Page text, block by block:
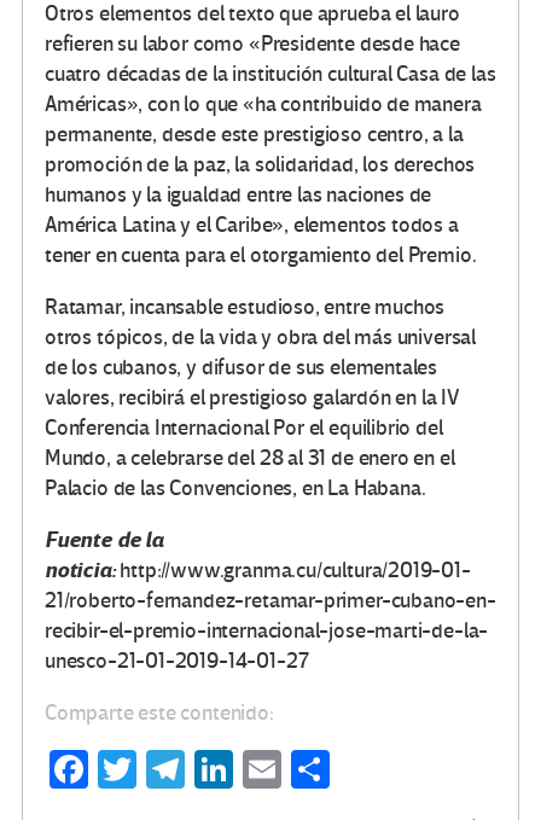
Otros elementos del texto que aprueba el lauro
refieren su labor como «Presidente desde hace
cuatro décadas de la institución cultural Casa de las
Américas», con lo que «ha contribuido de manera
permanente, desde este prestigioso centro, a la
promoción de la paz, la solidaridad, los derechos
humanos y la igualdad entre las naciones de
América Latina y el Caribe», elementos todos a
tener en cuenta para el otorgamiento del Premio.
Ratamar, incansable estudioso, entre muchos
otros tópicos, de la vida y obra del más universal
de los cubanos, y difusor de sus elementales
valores, recibirá el prestigioso galardón en la IV
Conferencia Internacional Por el equilibrio del
Mundo, a celebrarse del 28 al 31 de enero en el
Palacio de las Convenciones, en La Habana.
Fuente de la
noticia:http://www.granma.cu/cultura/2019-01-
21/roberto-fernandez-retamar-primer-cubano-en-
recibir-el-premio-internacional-jose-marti-de-la-
unesco-21-01-2019-14-01-27
Comparte este contenido:
Fa T
Te
Li
E